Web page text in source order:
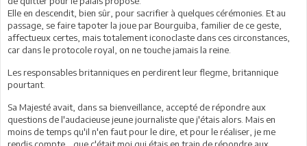
Elle en descendit, bien sûr, pour sacrifier à quelques cérémonies. Et au
passage, se faire tapoter la joue par Bourguiba, familier de ce geste,
affectueux certes, mais totalement iconoclaste dans ces circonstances,
car dans le protocole royal, on ne touche jamais la reine.
Les responsables britanniques en perdirent leur flegme, britannique
pourtant.
Sa Majesté avait, dans sa bienveillance, accepté de répondre aux
questions de l'audacieuse jeune journaliste que j'étais alors. Mais en
moins de temps qu'il n'en faut pour le dire, et pour le réaliser, je me
rendis compte... que c'était moi qui étais en train de répondre aux